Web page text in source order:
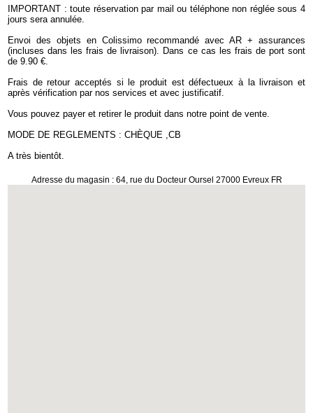
IMPORTANT : toute réservation par mail ou téléphone non réglée sous 4
jours sera annulée.
Envoi des objets en Colissimo recommandé avec AR + assurances
(incluses dans les frais de livraison). Dans ce cas les frais de port sont
de 9.90 €.
Frais de retour acceptés si le produit est défectueux à la livraison et
après vérification par nos services et avec justificatif.
Vous pouvez payer et retirer le produit dans notre point de vente.
MODE DE REGLEMENTS : CHÈQUE ,CB
A très bientôt.
Adresse du magasin : 64, rue du Docteur Oursel 27000 Evreux FR